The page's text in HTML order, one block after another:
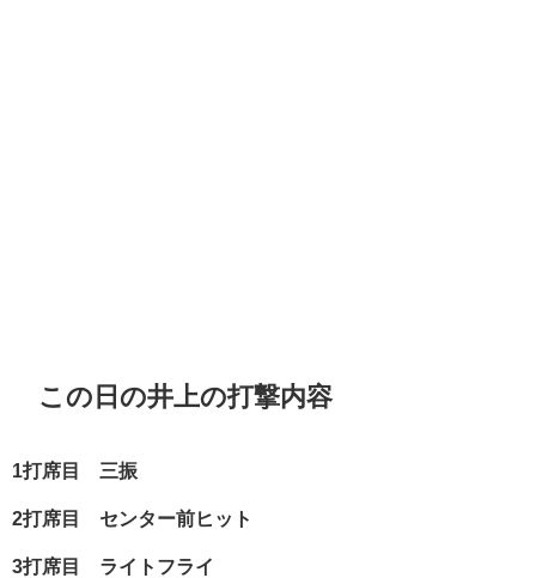
この日の井上の打撃内容
1打席目 三振
2打席目 センター前ヒット
3打席目 ライトフライ